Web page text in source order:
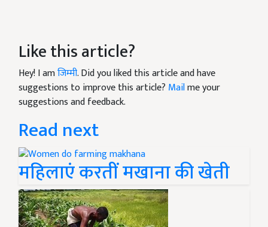
Like this article?
Hey! I amजिम्मी. Did you liked this article and have
suggestions to improve this article? Mailme your
suggestions and feedback.
Read next
महिलाएं करतीं मखाना की खेती